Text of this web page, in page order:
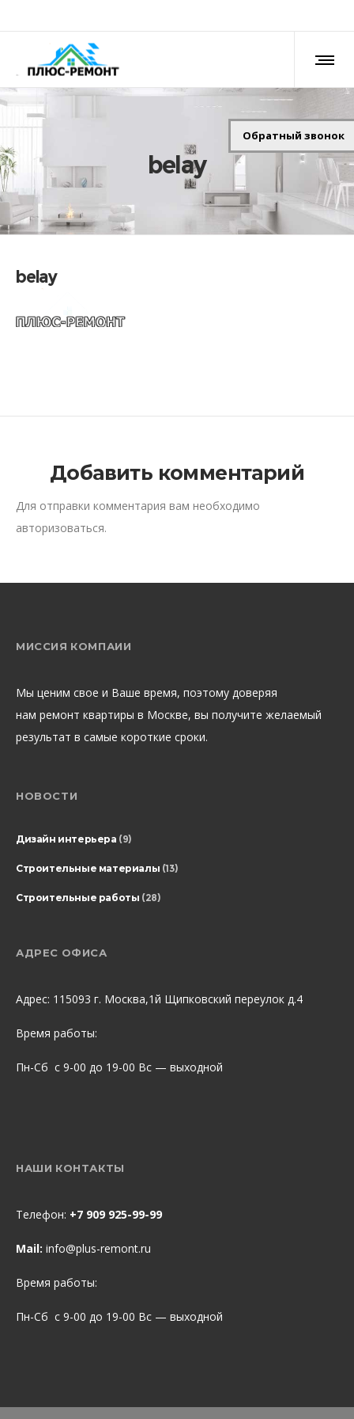
belay
belay
Добавить комментарий
Для отправки комментария вам необходимо
авторизоваться.
МИССИЯ КОМПАИИ
Мы ценим свое и Ваше время, поэтому доверяя
нам ремонт квартиры в Москве, вы получите желаемый
результат в самые короткие сроки.
НОВОСТИ
Дизайн интерьера (9)
Строительные материалы (13)
Строительные работы (28)
АДРЕС ОФИСА
Адрес: 115093 г. Москва,1й Щипковский переулок д.4
Время работы:
Пн-Сб с 9-00 до 19-00 Вс — выходной
НАШИ КОНТАКТЫ
Телефон: +7 909 925-99-99
Mail: info@plus-remont.ru
Время работы:
Пн-Сб с 9-00 до 19-00 Вс — выходной
Обратный звонок